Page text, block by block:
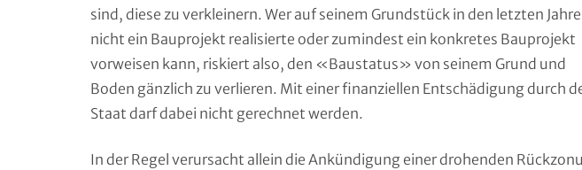
sind, diese zu verkleinern. Wer auf seinem Grundstück in den letzten
nicht ein Bauprojekt realisierte oder zumindest ein konkretes Bauprojekt
vorweisen kann, riskiert also, den «Baustatus» von seinem Grund und
Boden gänzlich zu verlieren. Mit einer finanziellen Entschädigung durch
Staat darf dabei nicht gerechnet werden.
In der Regel verursacht allein die Ankündigung einer drohenden